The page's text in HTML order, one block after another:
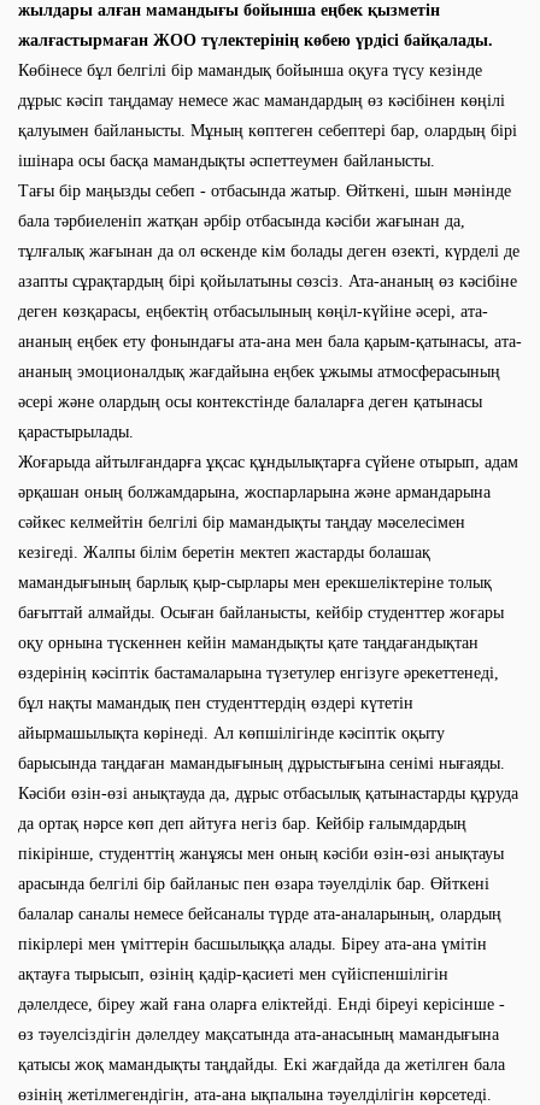
жылдары алған мамандығы бойынша еңбек қызметін
жалғастырмаған ЖОО түлектерінің көбею үрдісі байқалады.
Көбінесе бұл белгілі бір мамандық бойынша оқуға түсу кезінде
дұрыс кәсіп таңдамау немесе жас мамандардың өз кәсібінен көңілі
қалуымен байланысты. Мұның көптеген себептері бар, олардың бірі
ішінара осы басқа мамандықты әспеттеумен байланысты.
Тағы бір маңызды себеп - отбасында жатыр. Өйткені, шын мәнінде
бала тәрбиеленіп жатқан әрбір отбасында кәсіби жағынан да,
тұлғалық жағынан да ол өскенде кім болады деген өзекті, күрделі де
азапты сұрақтардың бірі қойылатыны сөзсіз. Ата-ананың өз кәсібіне
деген көзқарасы, еңбектің отбасылының көңіл-күйіне әсері, ата-
ананың еңбек ету фонындағы ата-ана мен бала қарым-қатынасы, ата-
ананың эмоционалдық жағдайына еңбек ұжымы атмосферасының
әсері және олардың осы контекстінде балаларға деген қатынасы
қарастырылады.
Жоғарыда айтылғандарға ұқсас құндылықтарға сүйене отырып, адам
әрқашан оның болжамдарына, жоспарларына және армандарына
сәйкес келмейтін белгілі бір мамандықты таңдау мәселесімен
кезігеді. Жалпы білім беретін мектеп жастарды болашақ
мамандығының барлық қыр-сырлары мен ерекшеліктеріне толық
бағыттай алмайды. Осыған байланысты, кейбір студенттер жоғары
оқу орнына түскеннен кейін мамандықты қате таңдағандықтан
өздерінің кәсіптік бастамаларына түзетулер енгізуге әрекеттенеді,
бұл нақты мамандық пен студенттердің өздері күтетін
айырмашылықта көрінеді. Ал көпшілігінде кәсіптік оқыту
барысында таңдаған мамандығының дұрыстығына сенімі нығаяды.
Кәсіби өзін-өзі анықтауда да, дұрыс отбасылық қатынастарды құруда
да ортақ нәрсе көп деп айтуға негіз бар. Кейбір ғалымдардың
пікірінше, студенттің жанұясы мен оның кәсіби өзін-өзі анықтауы
арасында белгілі бір байланыс пен өзара тәуелділік бар. Өйткені
балалар саналы немесе бейсаналы түрде ата-аналарының, олардың
пікірлері мен үміттерін басшылыққа алады. Біреу ата-ана үмітін
ақтауға тырысып, өзінің қадір-қасиеті мен сүйіспеншілігін
дәлелдесе, біреу жай ғана оларға еліктейді. Енді біреуі керісінше -
өз тәуелсіздігін дәлелдеу мақсатында ата-анасының мамандығына
қатысы жоқ мамандықты таңдайды. Екі жағдайда да жетілген бала
өзінің жетілмегендігін, ата-ана ықпалына тәуелділігін көрсетеді.